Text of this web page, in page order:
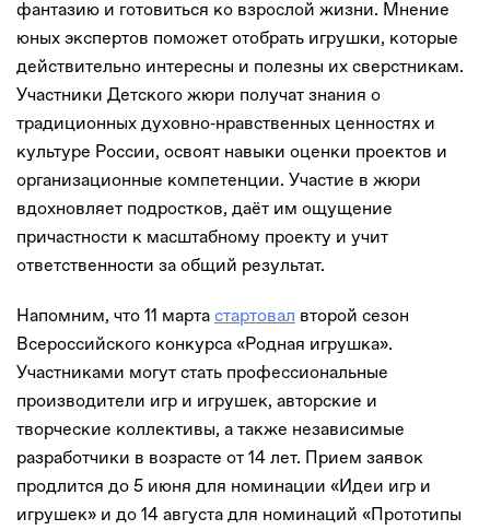
фантазию и готовиться ко взрослой жизни. Мнение
юных экспертов поможет отобрать игрушки, которые
действительно интересны и полезны их сверстникам.
Участники Детского жюри получат знания о
традиционных духовно‑нравственных ценностях и
культуре России, освоят навыки оценки проектов и
организационные компетенции. Участие в жюри
вдохновляет подростков, даёт им ощущение
причастности к масштабному проекту и учит
ответственности за общий результат.
Напомним, что 11 марта стартовал второй сезон
Всероссийского конкурса «Родная игрушка».
Участниками могут стать профессиональные
производители игр и игрушек, авторские и
творческие коллективы, а также независимые
разработчики в возрасте от 14 лет. Прием заявок
продлится до 5 июня для номинации «Идеи игр и
игрушек» и до 14 августа для номинаций «Прототипы